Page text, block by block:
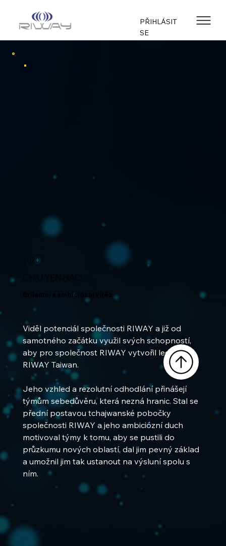
PŘIHLÁSIT
SE
2020
Brilantní a ambiciózní vítěz
Viděl potenciál společnosti RIWAY a již od
samotného začátku využil svých schopností,
aby pro společnost RIWAY vytvořil legendu:
RIWAY Taiwan.
Jeho vzhled a rezolutní odhodlání přinášejí
týmům sebedůvěru, která nezná hranic. Stal se
přední postavou tchajwanské pobočky
společnosti RIWAY a jeho ambiciózní duch
motivoval týmy k tomu, aby se pustili do
průzkumu nových oblastí, dal jim pevný základ
a umožnil jim tak ustanout na výsluní spolu s
ním.